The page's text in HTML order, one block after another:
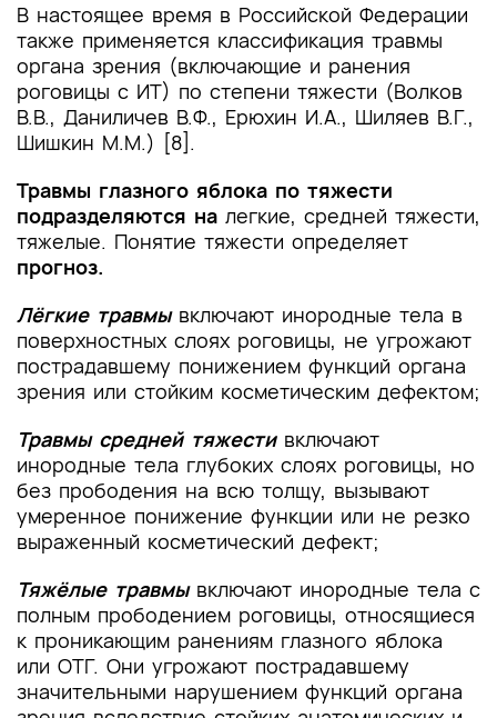
В настоящее время в Российской Федерации
также применяется классификация травмы
органа зрения (включающие и ранения
роговицы с ИТ) по степени тяжести (Волков
В.В., Даниличев В.Ф., Ерюхин И.А., Шиляев В.Г.,
Шишкин М.М.) [8].
Травмы глазного яблока по тяжести
подразделяются на легкие, средней тяжести,
тяжелые. Понятие тяжести определяет
прогноз.
Лёгкие травмы включают инородные тела в
поверхностных слоях роговицы, не угрожают
пострадавшему понижением функций органа
зрения или стойким косметическим дефектом;
Травмы средней тяжести включают
инородные тела глубоких слоях роговицы, но
без прободения на всю толщу, вызывают
умеренное понижение функции или не резко
выраженный косметический дефект;
Тяжёлые травмывключают инородные тела с
полным прободением роговицы, относящиеся
к проникающим ранениям глазного яблока
или ОТГ. Они угрожают пострадавшему
значительными нарушением функций органа